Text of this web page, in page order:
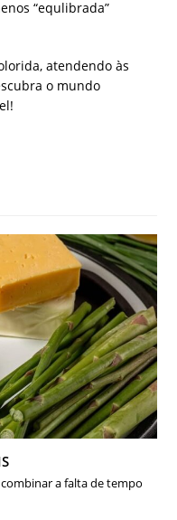
“equlibrada”
atendendo às
o mundo
a falta de tempo